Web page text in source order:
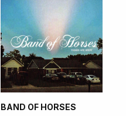
BAND OF HORSES